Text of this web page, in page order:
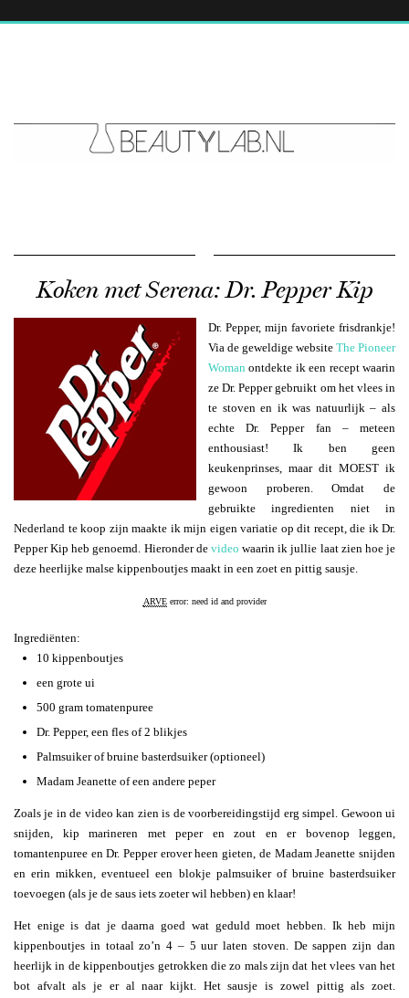
Koken met Serena: Dr. Pepper Kip
Dr. Pepper, mijn favoriete frisdrankje!
Via de geweldige website The Pioneer
Woman ontdekte ik een recept waarin
ze Dr. Pepper gebruikt om het vlees in
te stoven en ik was natuurlijk – als
echte Dr. Pepper fan – meteen
enthousiast! Ik ben geen
keukenprinses, maar dit MOEST ik
gewoon proberen. Omdat de
gebruikte ingredienten niet in
Nederland te koop zijn maakte ik mijn eigen variatie op dit recept, die ik Dr.
Pepper Kip heb genoemd. Hieronder de video waarin ik jullie laat zien hoe je
deze heerlijke malse kippenboutjes maakt in een zoet en pittig sausje.
ARVEerror: need id and provider
Ingrediënten:
10 kippenboutjes
een grote ui
500 gram tomatenpuree
Dr. Pepper, een fles of 2 blikjes
Palmsuiker of bruine basterdsuiker (optioneel)
Madam Jeanette of een andere peper
Zoals je in de video kan zien is de voorbereidingstijd erg simpel. Gewoon ui
snijden, kip marineren met peper en zout en er bovenop leggen,
tomantenpuree en Dr. Pepper erover heen gieten, de Madam Jeanette snijden
en erin mikken, eventueel een blokje palmsuiker of bruine basterdsuiker
toevoegen (als je de saus iets zoeter wil hebben) en klaar!
Het enige is dat je daarna goed wat geduld moet hebben. Ik heb mijn
kippenboutjes in totaal zo’n 4 – 5 uur laten stoven. De sappen zijn dan
heerlijk in de kippenboutjes getrokken die zo mals zijn dat het vlees van het
bot afvalt als je er al naar kijkt. Het sausje is zowel pittig als zoet.